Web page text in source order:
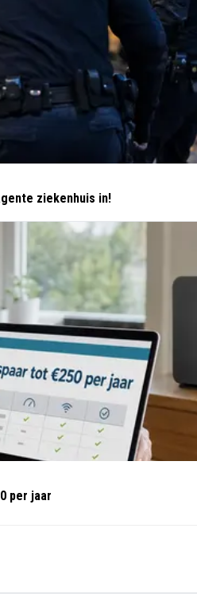
ziekenhuis in!
per jaar